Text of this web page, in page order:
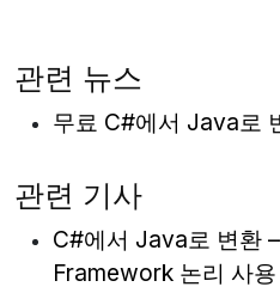
관련 뉴스
무료 C#에서 Java로
관련 기사
C#에서 Java로 변환
Framework 논리 사용